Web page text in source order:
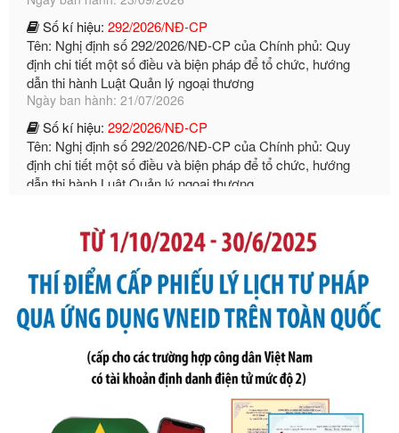
Tên: Nghị định số 292/2026/NĐ-CP của Chính phủ: Quy
định chi tiết một số điều và biện pháp để tổ chức, hướng
dẫn thi hành Luật Quản lý ngoại thương
Ngày ban hành: 21/07/2026
Số kí hiệu:292/2026/NĐ-CP
Tên: Nghị định số 292/2026/NĐ-CP của Chính phủ: Quy
định chi tiết một số điều và biện pháp để tổ chức, hướng
dẫn thi hành Luật Quản lý ngoại thương
Ngày ban hành: 21/07/2026
Số kí hiệu: 105/2026/TT-BTC
bỏ Thông tư số 87/2019/TT- BТC ngày 19 tháng 12 năm
2019 của Bộ trưởng Bộ Tài chính hướng dẫn thực hiện xử
Ngày ban hành: 21/07/2026
Số kí hiệu:291/2026/NĐ-CP
Tên: Nghị định số 291/2026/NĐ-CP của Chính phủ: Sửa
ngày 19 tháng 10 năm 2020 của Chính phủ quy định xử
phạt vi phạm hành chính về thuế, hóa đơn được sửa đổi, bổ
sung bởi Nghị định số 102/2021/NĐ-CP
Ngày ban hành: 20/07/2026